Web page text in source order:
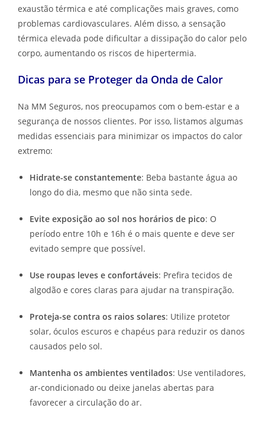
exaustão térmica e até complicações mais graves, como
problemas cardiovasculares. Além disso, a sensação
térmica elevada pode dificultar a dissipação do calor pelo
corpo, aumentando os riscos de hipertermia.
Dicas para se Proteger da Onda de Calor
Na MM Seguros, nos preocupamos com o bem-estar e a
segurança de nossos clientes. Por isso, listamos algumas
medidas essenciais para minimizar os impactos do calor
extremo:
Hidrate-se constantemente: Beba bastante água ao
longo do dia, mesmo que não sinta sede.
Evite exposição ao sol nos horários de pico: O
período entre 10h e 16h é o mais quente e deve ser
evitado sempre que possível.
Use roupas leves e confortáveis: Prefira tecidos de
algodão e cores claras para ajudar na transpiração.
Proteja-se contra os raios solares: Utilize protetor
solar, óculos escuros e chapéus para reduzir os danos
causados pelo sol.
Mantenha os ambientes ventilados: Use ventiladores,
ar-condicionado ou deixe janelas abertas para
favorecer a circulação do ar.